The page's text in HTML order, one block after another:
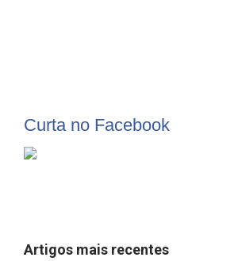
Curta no Facebook
Artigos mais recentes